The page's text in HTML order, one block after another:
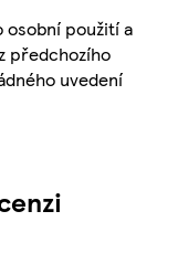
osobní použití a
předchozího
uvedení